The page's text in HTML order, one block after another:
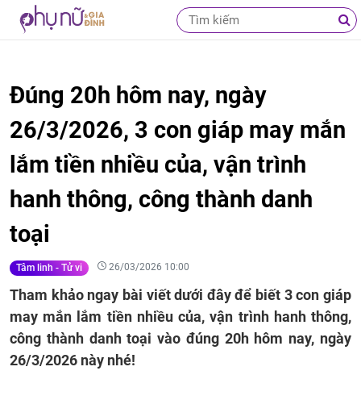
Đúng 20h hôm nay, ngày
26/3/2026, 3 con giáp may mắn
lắm tiền nhiều của, vận trình
hanh thông, công thành danh
toại
Tâm linh - Tử vi 26/03/2026 10:00
Tham khảo ngay bài viết dưới đây để biết 3 con giáp
may mắn lắm tiền nhiều của, vận trình hanh thông,
công thành danh toại vào đúng 20h hôm nay, ngày
26/3/2026 này nhé!